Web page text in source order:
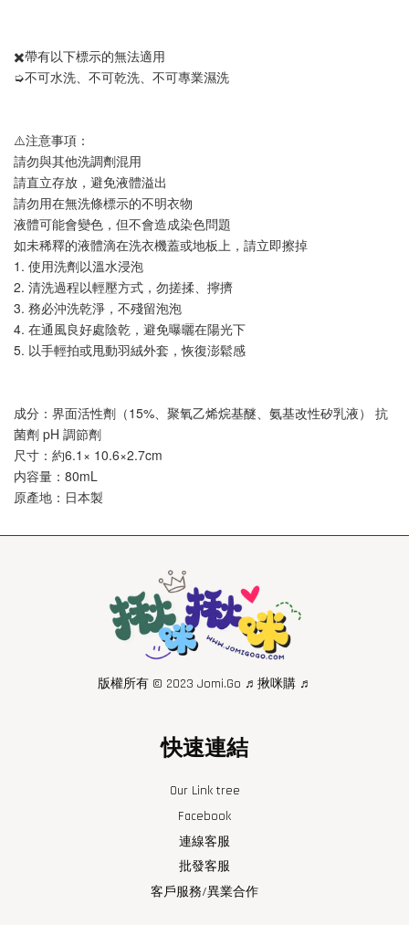
✖️帶有以下標示的無法適用
➭不可水洗、不可乾洗、不可專業濕洗
⚠️注意事項：
請勿與其他洗調劑混用
請直立存放，避免液體溢出
請勿用在無洗條標示的不明衣物
液體可能會變色，但不會造成染色問題
如未稀釋的液體滴在洗衣機蓋或地板上，請立即擦掉
1. 使用洗劑以溫水浸泡
2. 清洗過程以輕壓方式，勿搓揉、擰擠
3. 務必沖洗乾淨，不殘留泡泡
4. 在通風良好處陰乾，避免曝曬在陽光下
5. 以手輕拍或甩動羽絨外套，恢復澎鬆感
成分：界面活性劑（15%、聚氧乙烯烷基醚、氨基改性矽乳液） 抗
菌劑 pH 調節劑
尺寸：約6.1× 10.6×2.7cm
内容量：80mL
原產地：日本製
版權所有 © 2023 Jomi.Go ♬揪咪購 ♬
快速連結
Our Link tree
Facebook
連線客服
批發客服
客戶服務/異業合作